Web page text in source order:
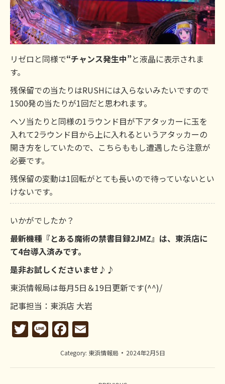
リゼロと同様で“チャンス発生中”と液晶に表示されま
す。
残保留での当たりはRUSHには入らないみたいですので
1500発の当たりが1回だと思われます。
ヘソ当たりと同様の1ラウンド目が下アタッカーに玉を
入れて2ラウンド目から上に入れるというアタッカーの
開き方をしていたので、こちらももし遭遇したら注意が
必要です。
残保留の変動は1回転がとても長いので待っていないとい
けないです。
いかがでしたか？
最新機種『とある魔術の禁書目録2JMZ』は、東浜店に
て4台導入済みです。
是非お試しくださいませ♪♪
東浜情報局は毎月5日＆19日更新です(^^)/
記事担当：東浜店 大岩
Twitter
LineFacebook
Category: 東浜情報局 2024年2月5日